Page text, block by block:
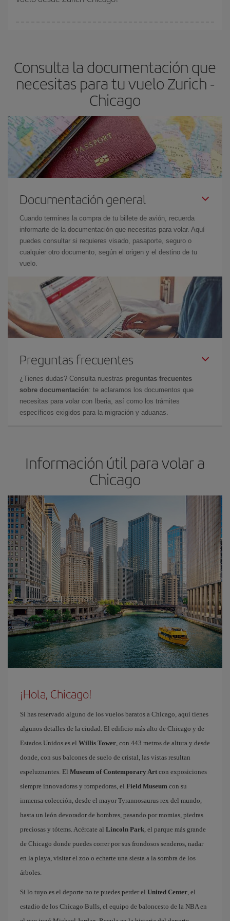
Consulta la documentación que
necesitas para tu vuelo Zurich -
Chicago
Documentación general
Cuando termines la compra de tu billete de avión, recuerda
informarte de la documentación que necesitas para volar. Aquí
puedes consultar si requieres visado, pasaporte, seguro o
cualquier otro documento, según el origen y el destino de tu
vuelo.
Preguntas frecuentes
¿Tienes dudas? Consulta nuestras preguntas frecuentes
sobre documentación: te aclaramos los documentos que
necesitas para volar con Iberia, así como los trámites
específicos exigidos para la migración y aduanas.
Información útil para volar a
Chicago
¡Hola, Chicago!
Si has reservado alguno de los vuelos baratos a Chicago, aquí tienes
algunos detalles de la ciudad. El edificio más alto de Chicago y de
Estados Unidos es el Willis Tower, con 443 metros de altura y desde
donde, con sus balcones de suelo de cristal, las vistas resultan
espeluznantes. El Museum of Contemporary Art con exposiciones
siempre innovadoras y rompedoras, el Field Museum con su
inmensa colección, desde el mayor Tyrannosaurus rex del mundo,
hasta un león devorador de hombres, pasando por momias, piedras
preciosas y tótems. Acércate al Lincoln Park, el parque más grande
de Chicago donde puedes correr por sus frondosos senderos, nadar
en la playa, visitar el zoo o echarte una siesta a la sombra de los
árboles.
Si lo tuyo es el deporte no te puedes perder el United Center, el
estadio de los Chicago Bulls, el equipo de baloncesto de la NBA en